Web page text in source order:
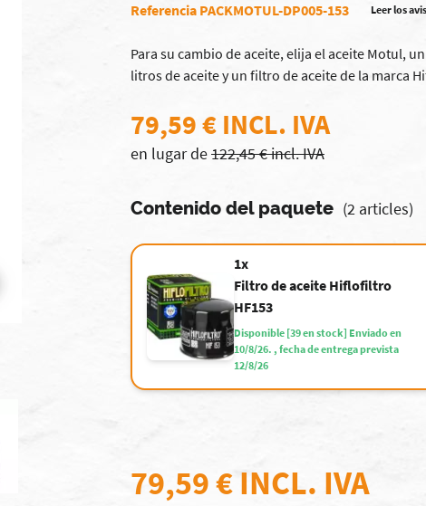
Referencia PACKMOTUL-DP005-153 Leer los
Para su cambio de aceite, elija el aceite Motul,
litros de aceite y un filtro de aceite de la marca
79,59 € INCL. IVA
en lugar de122,45 € incl. IVA
Contenido del paquete (2 articles)
1x
Filtro de aceite Hiflofiltro
HF153
Disponible [39 en stock] Enviado en
10/8/26. , fecha de entrega prevista
12/8/26
79,59 € INCL. IVA